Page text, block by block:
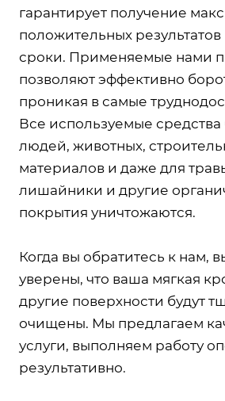
гарантирует получение
положительных
сроки. Применяемые нами
позволяют эффективно
проникая в самые
Все используемые
людей, животных,
материалов и даже для
лишайники и другие
покрытия уничтожаются.
Когда вы обратитесь к нам,
уверены, что ваша мягкая
другие поверхности будут
очищены. Мы предлагаем
услуги, выполняем работу
результативно.